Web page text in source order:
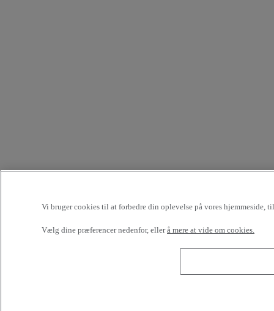
Vi bruger cookies til at forbedre din oplevelse på vores hjemmeside,
Vælg dine præferencer nedenfor, ellerå mere at vide om cookies.